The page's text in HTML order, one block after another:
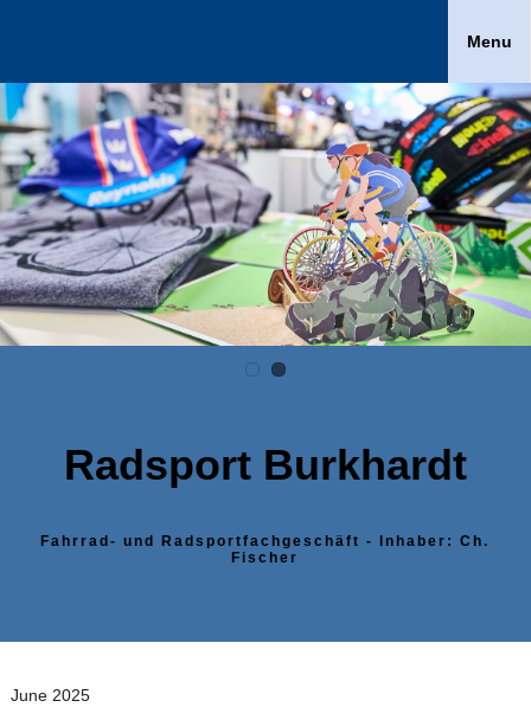
Menu
Radsport Burkhardt
Fahrrad- und Radsportfachgeschäft - Inhaber: Ch.
Fischer
June 2025